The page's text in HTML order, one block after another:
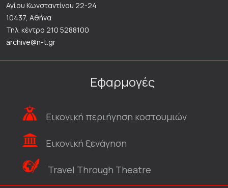
Αγίου Κωνσταντίνου 22-24
10437, Αθήνα
Τηλ. κέντρο 210 5288100
archive@n-t.gr
Εφαρμογές
Εικονική περιήγηση κοστουμιών
Εικονική ξενάγηση
Travel Through Theatre